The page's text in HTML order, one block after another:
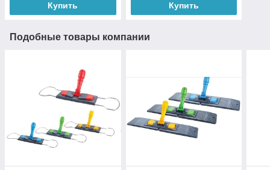
Купить Купить
Подобные товары компании